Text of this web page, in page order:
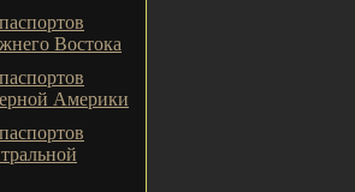
Востока
Америки